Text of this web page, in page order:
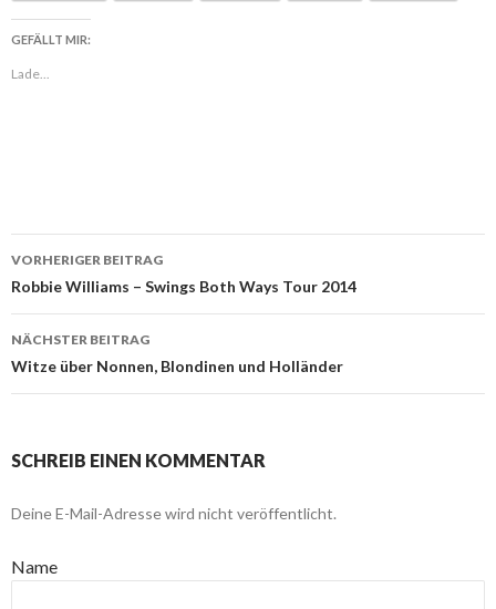
GEFÄLLT MIR:
Lade...
Beitragsnavigation
VORHERIGER BEITRAG
Robbie Williams – Swings Both Ways Tour 2014
NÄCHSTER BEITRAG
Witze über Nonnen, Blondinen und Holländer
SCHREIB EINEN KOMMENTAR
Deine E-Mail-Adresse wird nicht veröffentlicht.
Name